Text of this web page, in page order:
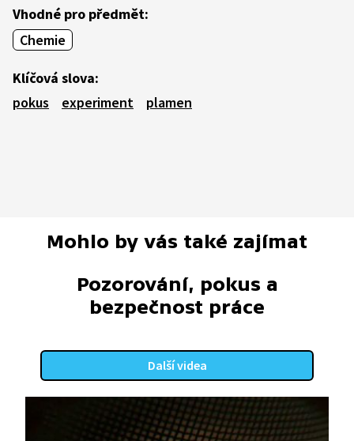
Vhodné pro předmět:
Chemie
Klíčová slova:
pokus
experiment plamen
Mohlo by vás také zajímat
Pozorování, pokus a
bezpečnost práce
Další videa